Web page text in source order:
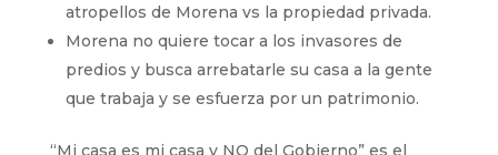
atropellos de Morena vs la propiedad privada.
⁠Morena no quiere tocar a los invasores de
predios y busca arrebatarle su casa a la gente
que trabaja y se esfuerza por un patrimonio.
“Mi casa es mi casa y NO del Gobierno” es el